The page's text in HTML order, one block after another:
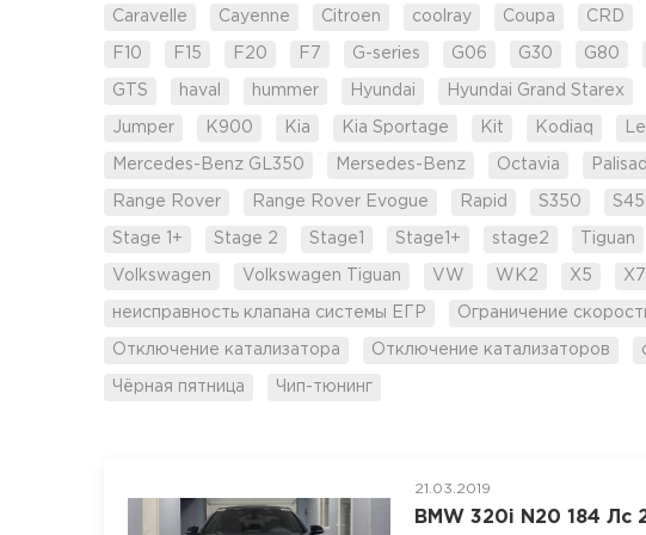
Caravelle Cayenne Citroen coolray Coupa CRD
F10 F15 F20 F7 G-series G06 G30 G80
GTS haval hummer Hyundai Hyundai Grand Starex
Jumper K900 Kia Kia Sportage Kit Kodiaq
Mercedes-Benz GL350 Mersedes-Benz Octavia
Range Rover Range Rover Evogue Rapid S350
Stage 1+ Stage 2 Stage1 Stage1+ stage2 Tiguan
Volkswagen Volkswagen Tiguan VW WK2 X5 X7
неисправность клапана системы ЕГР Ограничение
Отключение катализатора Отключение катализаторов
Чёрная пятница Чип-тюнинг
21.03.2019
BMW 320i N20 184 Лс